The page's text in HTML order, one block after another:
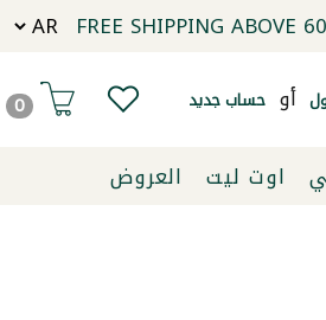
FREE SHIPPING ABOVE
أو حساب جديد 0
اوت ليت
العروض